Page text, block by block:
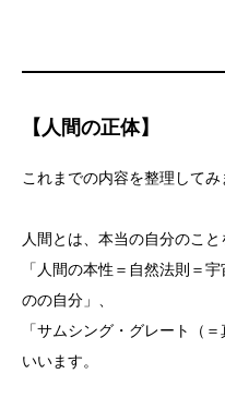
【人間の正体】
これまでの内容を整理してみ
人間とは、本当の自分のこと
「人間の本性＝自然法則＝
のの自分」、
「サムシング・グレート（
いいます。